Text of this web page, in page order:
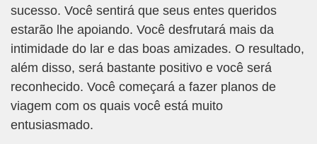
sucesso. Você sentirá que seus entes queridos
estarão lhe apoiando. Você desfrutará mais da
intimidade do lar e das boas amizades. O resultado,
além disso, será bastante positivo e você será
reconhecido. Você começará a fazer planos de
viagem com os quais você está muito
entusiasmado.